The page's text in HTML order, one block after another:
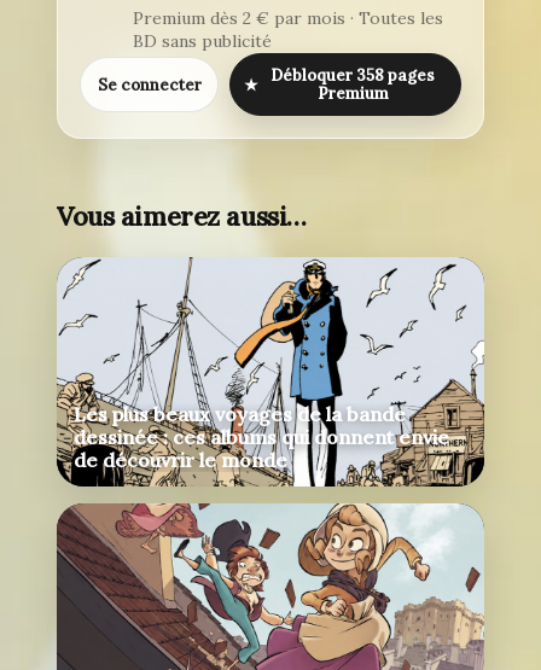
Premium dès 2 € par mois · Toutes les
BD sans publicité
Se connecter ★
Débloquer 358 pages
Premium
Vous aimerez aussi…
Les plus beaux voyages de la bande
dessinée : ces albums qui donnent envie
de découvrir le monde